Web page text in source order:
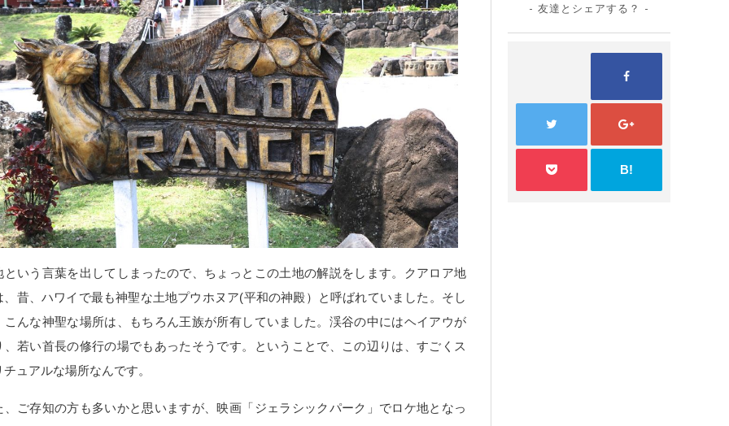
という言葉を出してしまったので、ちょっとこの土地の解説をします。クアロア地
、昔、ハワイで最も神聖な土地プウホヌア(平和の神殿）と呼ばれていました。そし
こんな神聖な場所は、もちろん王族が所有していました。渓谷の中にはヘイアウが
、若い首長の修行の場でもあったそうです。ということで、この辺りは、すごくス
チュアルな場所なんです。
、ご存知の方も多いかと思いますが、映画「ジェラシックパーク」でロケ地となっ
- 友達とシェアする？ -
B!